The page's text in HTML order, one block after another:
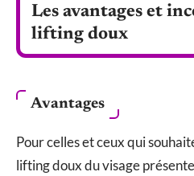
Les avantages et
lifting doux
Avantages
Pour celles et ceux qui
lifting doux du visage